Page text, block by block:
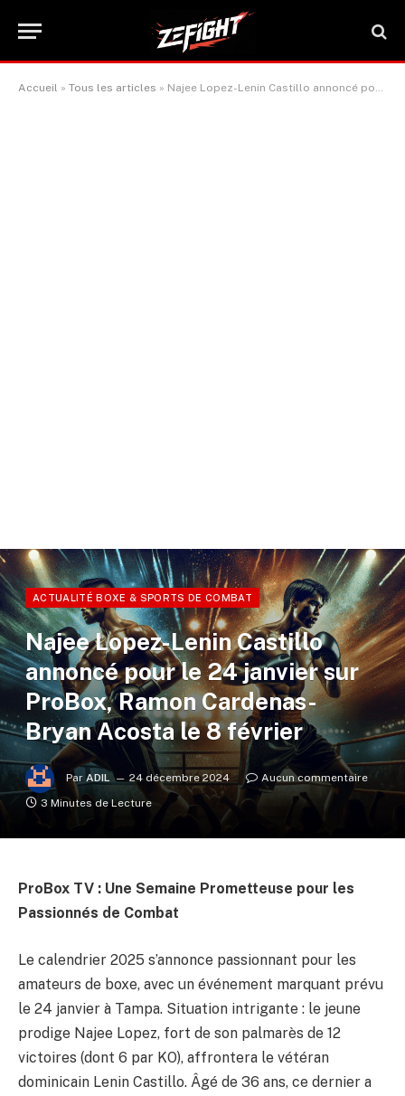
Accueil » Tous les articles » Najee Lopez-Lenin Castillo annoncé pour le 24 janvier sur ProBox, Ramon Cardenas-Bryan Acosta le 8 février
ACTUALITÉ BOXE & SPORTS DE COMBAT
Najee Lopez-Lenin Castillo
annoncé pour le 24 janvier sur
ProBox, Ramon Cardenas-
Bryan Acosta le 8 février
Par ADIL 24 décembre 2024
Aucun commentaire
3 Minutes de Lecture
ProBox TV : Une Semaine Prometteuse pour les
Passionnés de Combat
Le calendrier 2025 s’annonce passionnant pour les
amateurs de boxe, avec un événement marquant prévu
le 24 janvier à Tampa. Situation intrigante : le jeune
prodige Najee Lopez, fort de son palmarès de 12
victoires (dont 6 par KO), affrontera le vétéran
dominicain Lenin Castillo. Âgé de 36 ans, ce dernier a